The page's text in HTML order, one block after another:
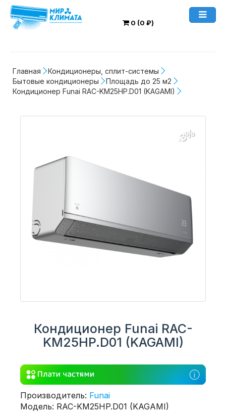
0 (0 ₽)
Главная
Кондиционеры, сплит-системы
Бытовые кондиционеры
Площадь до 25 м2
Кондиционер Funai RAC-KM25HP.D01 (KAGAMI)
-3%
Кондиционер Funai RAC-
KM25HP.D01 (KAGAMI)
Производитель: Funai
Модель: RAC-KM25HP.D01 (KAGAMI)